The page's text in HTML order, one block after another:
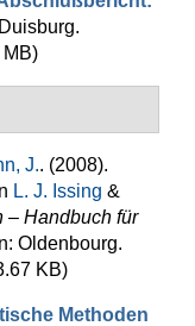
MB)
J.. (2008).
L. J. Issing &
– Handbuch für
Oldenbourg.
KB)
Methoden